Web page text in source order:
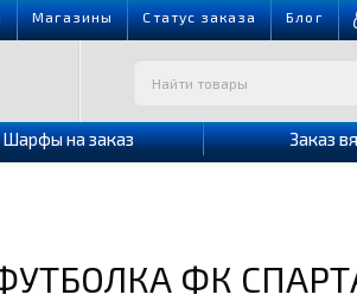
Магазины Cтатус заказа Блог
Шарфы на заказ Заказ
ФК